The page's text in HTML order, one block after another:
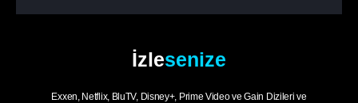
İzlesenize
Exxen, Netflix, BluTV, Disney+, Prime Video ve Gain Dizileri ve